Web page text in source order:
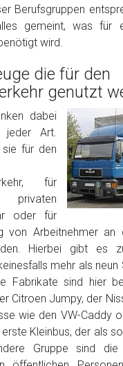
Berufsgruppen
gemeint, was für
wird.
die für den
genutzt
dabei
jeder Art.
für den
für
oder für
von Arbeitnehmer an
Hierbei gibt es
mehr als
Fabrikate sind hier
Citroen Jumpy, der
wie den VW-Caddy
Kleinbus, der als
Gruppe sind die